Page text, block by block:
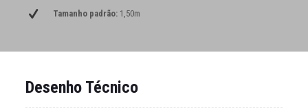
Tamanho padrão:1,50m
Desenho Técnico